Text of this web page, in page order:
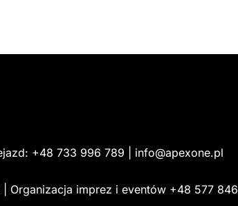
+48 733 996 789 | info@apexone.pl
| Organizacja imprez i eventów +48 577 846